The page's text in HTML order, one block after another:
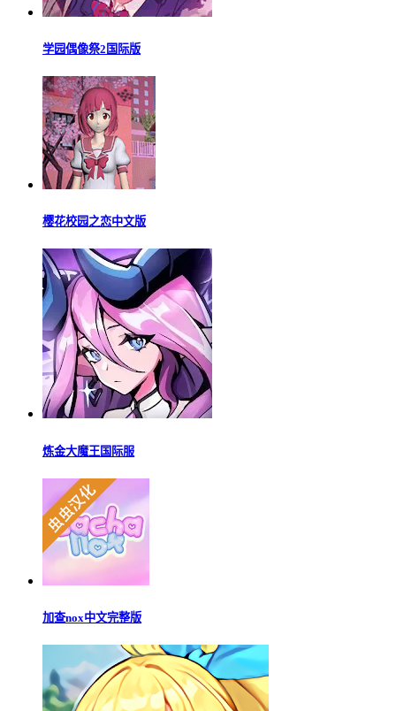
学园偶像祭2国际版
樱花校园之恋中文版
炼金大魔王国际服
加查nox中文完整版